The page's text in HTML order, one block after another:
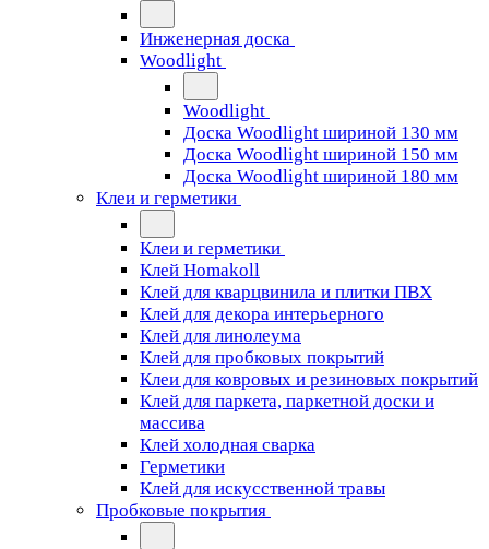
Инженерная доска
Woodlight
Woodlight
Доска Woodlight шириной 130 мм
Доска Woodlight шириной 150 мм
Доска Woodlight шириной 180 мм
Клеи и герметики
Клеи и герметики
Клей Homakoll
Клей для кварцвинила и плитки ПВХ
Клей для декора интерьерного
Клей для линолеума
Клей для пробковых покрытий
Клеи для ковровых и резиновых покрытий
Клей для паркета, паркетной доски и
массива
Клей холодная сварка
Герметики
Клей для искусственной травы
Пробковые покрытия